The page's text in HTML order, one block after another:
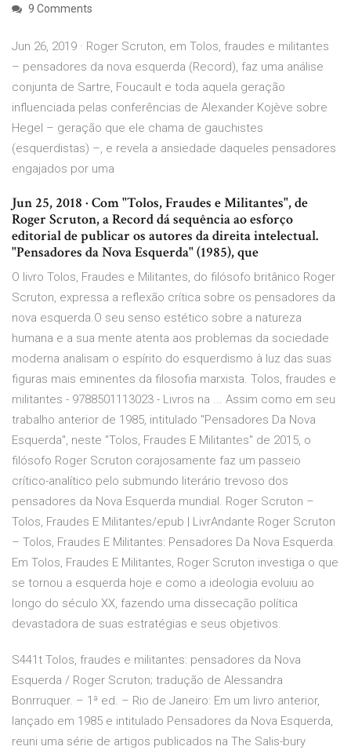
9 Comments
Jun 26, 2019 · Roger Scruton, em Tolos, fraudes e militantes
– pensadores da nova esquerda (Record), faz uma análise
conjunta de Sartre, Foucault e toda aquela geração
influenciada pelas conferências de Alexander Kojève sobre
Hegel – geração que ele chama de gauchistes
(esquerdistas) –, e revela a ansiedade daqueles pensadores
engajados por uma
Jun 25, 2018 · Com "Tolos, Fraudes e Militantes", de
Roger Scruton, a Record dá sequência ao esforço
editorial de publicar os autores da direita intelectual.
"Pensadores da Nova Esquerda" (1985), que
O livro Tolos, Fraudes e Militantes, do filósofo britânico Roger
Scruton, expressa a reflexão crítica sobre os pensadores da
nova esquerda.O seu senso estético sobre a natureza
humana e a sua mente atenta aos problemas da sociedade
moderna analisam o espírito do esquerdismo à luz das suas
figuras mais eminentes da filosofia marxista. Tolos, fraudes e
militantes - 9788501113023 - Livros na ... Assim como em seu
trabalho anterior de 1985, intitulado "Pensadores Da Nova
Esquerda", neste "Tolos, Fraudes E Militantes" de 2015, o
filósofo Roger Scruton corajosamente faz um passeio
crítico-analítico pelo submundo literário trevoso dos
pensadores da Nova Esquerda mundial. Roger Scruton –
Tolos, Fraudes E Militantes/epub | LivrAndante Roger Scruton
– Tolos, Fraudes E Militantes: Pensadores Da Nova Esquerda.
Em Tolos, Fraudes E Militantes, Roger Scruton investiga o que
se tornou a esquerda hoje e como a ideologia evoluiu ao
longo do século XX, fazendo uma dissecação política
devastadora de suas estratégias e seus objetivos.
S441t Tolos, fraudes e militantes: pensadores da Nova
Esquerda / Roger Scruton; tradução de Alessandra
Bonrruquer. – 1ª ed. – Rio de Janeiro: Em um livro anterior,
lançado em 1985 e intitulado Pensadores da Nova Esquerda,
reuni uma série de artigos publicados na The Salis-bury